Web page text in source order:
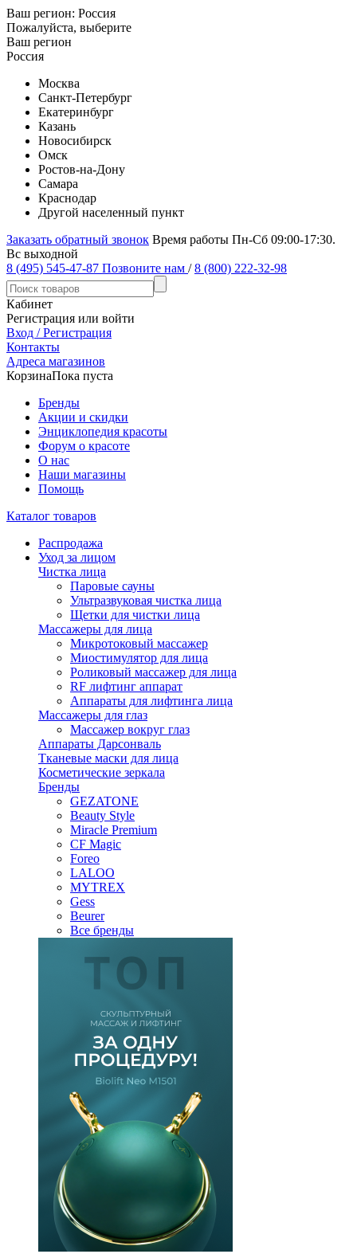
Ваш регион: Россия
Пожалуйста, выберите
Ваш регион
Россия
Москва
Санкт-Петербург
Екатеринбург
Казань
Новосибирск
Омск
Ростов-на-Дону
Самара
Краснодар
Другой населенный пункт
Заказать обратный звонок Время работы Пн-Сб 09:00-17:30.
Вс выходной
8 (495) 545-47-87 Позвоните нам / 8 (800) 222-32-98
Кабинет
Регистрация или войти
Вход / Регистрация
Контакты
Адреса магазинов
КорзинаПока пуста
Бренды
Акции и скидки
Энциклопедия красоты
Форум о красоте
О нас
Наши магазины
Помощь
Каталог товаров
Распродажа
Уход за лицом
Чистка лица
Паровые сауны
Ультразвуковая чистка лица
Щетки для чистки лица
Массажеры для лица
Микротоковый массажер
Миостимулятор для лица
Роликовый массажер для лица
RF лифтинг аппарат
Аппараты для лифтинга лица
Массажеры для глаз
Массажер вокруг глаз
Аппараты Дарсонваль
Тканевые маски для лица
Косметические зеркала
Бренды
GEZATONE
Beauty Style
Miracle Premium
CF Magic
Foreo
LALOO
MYTREX
Gess
Beurer
Все бренды